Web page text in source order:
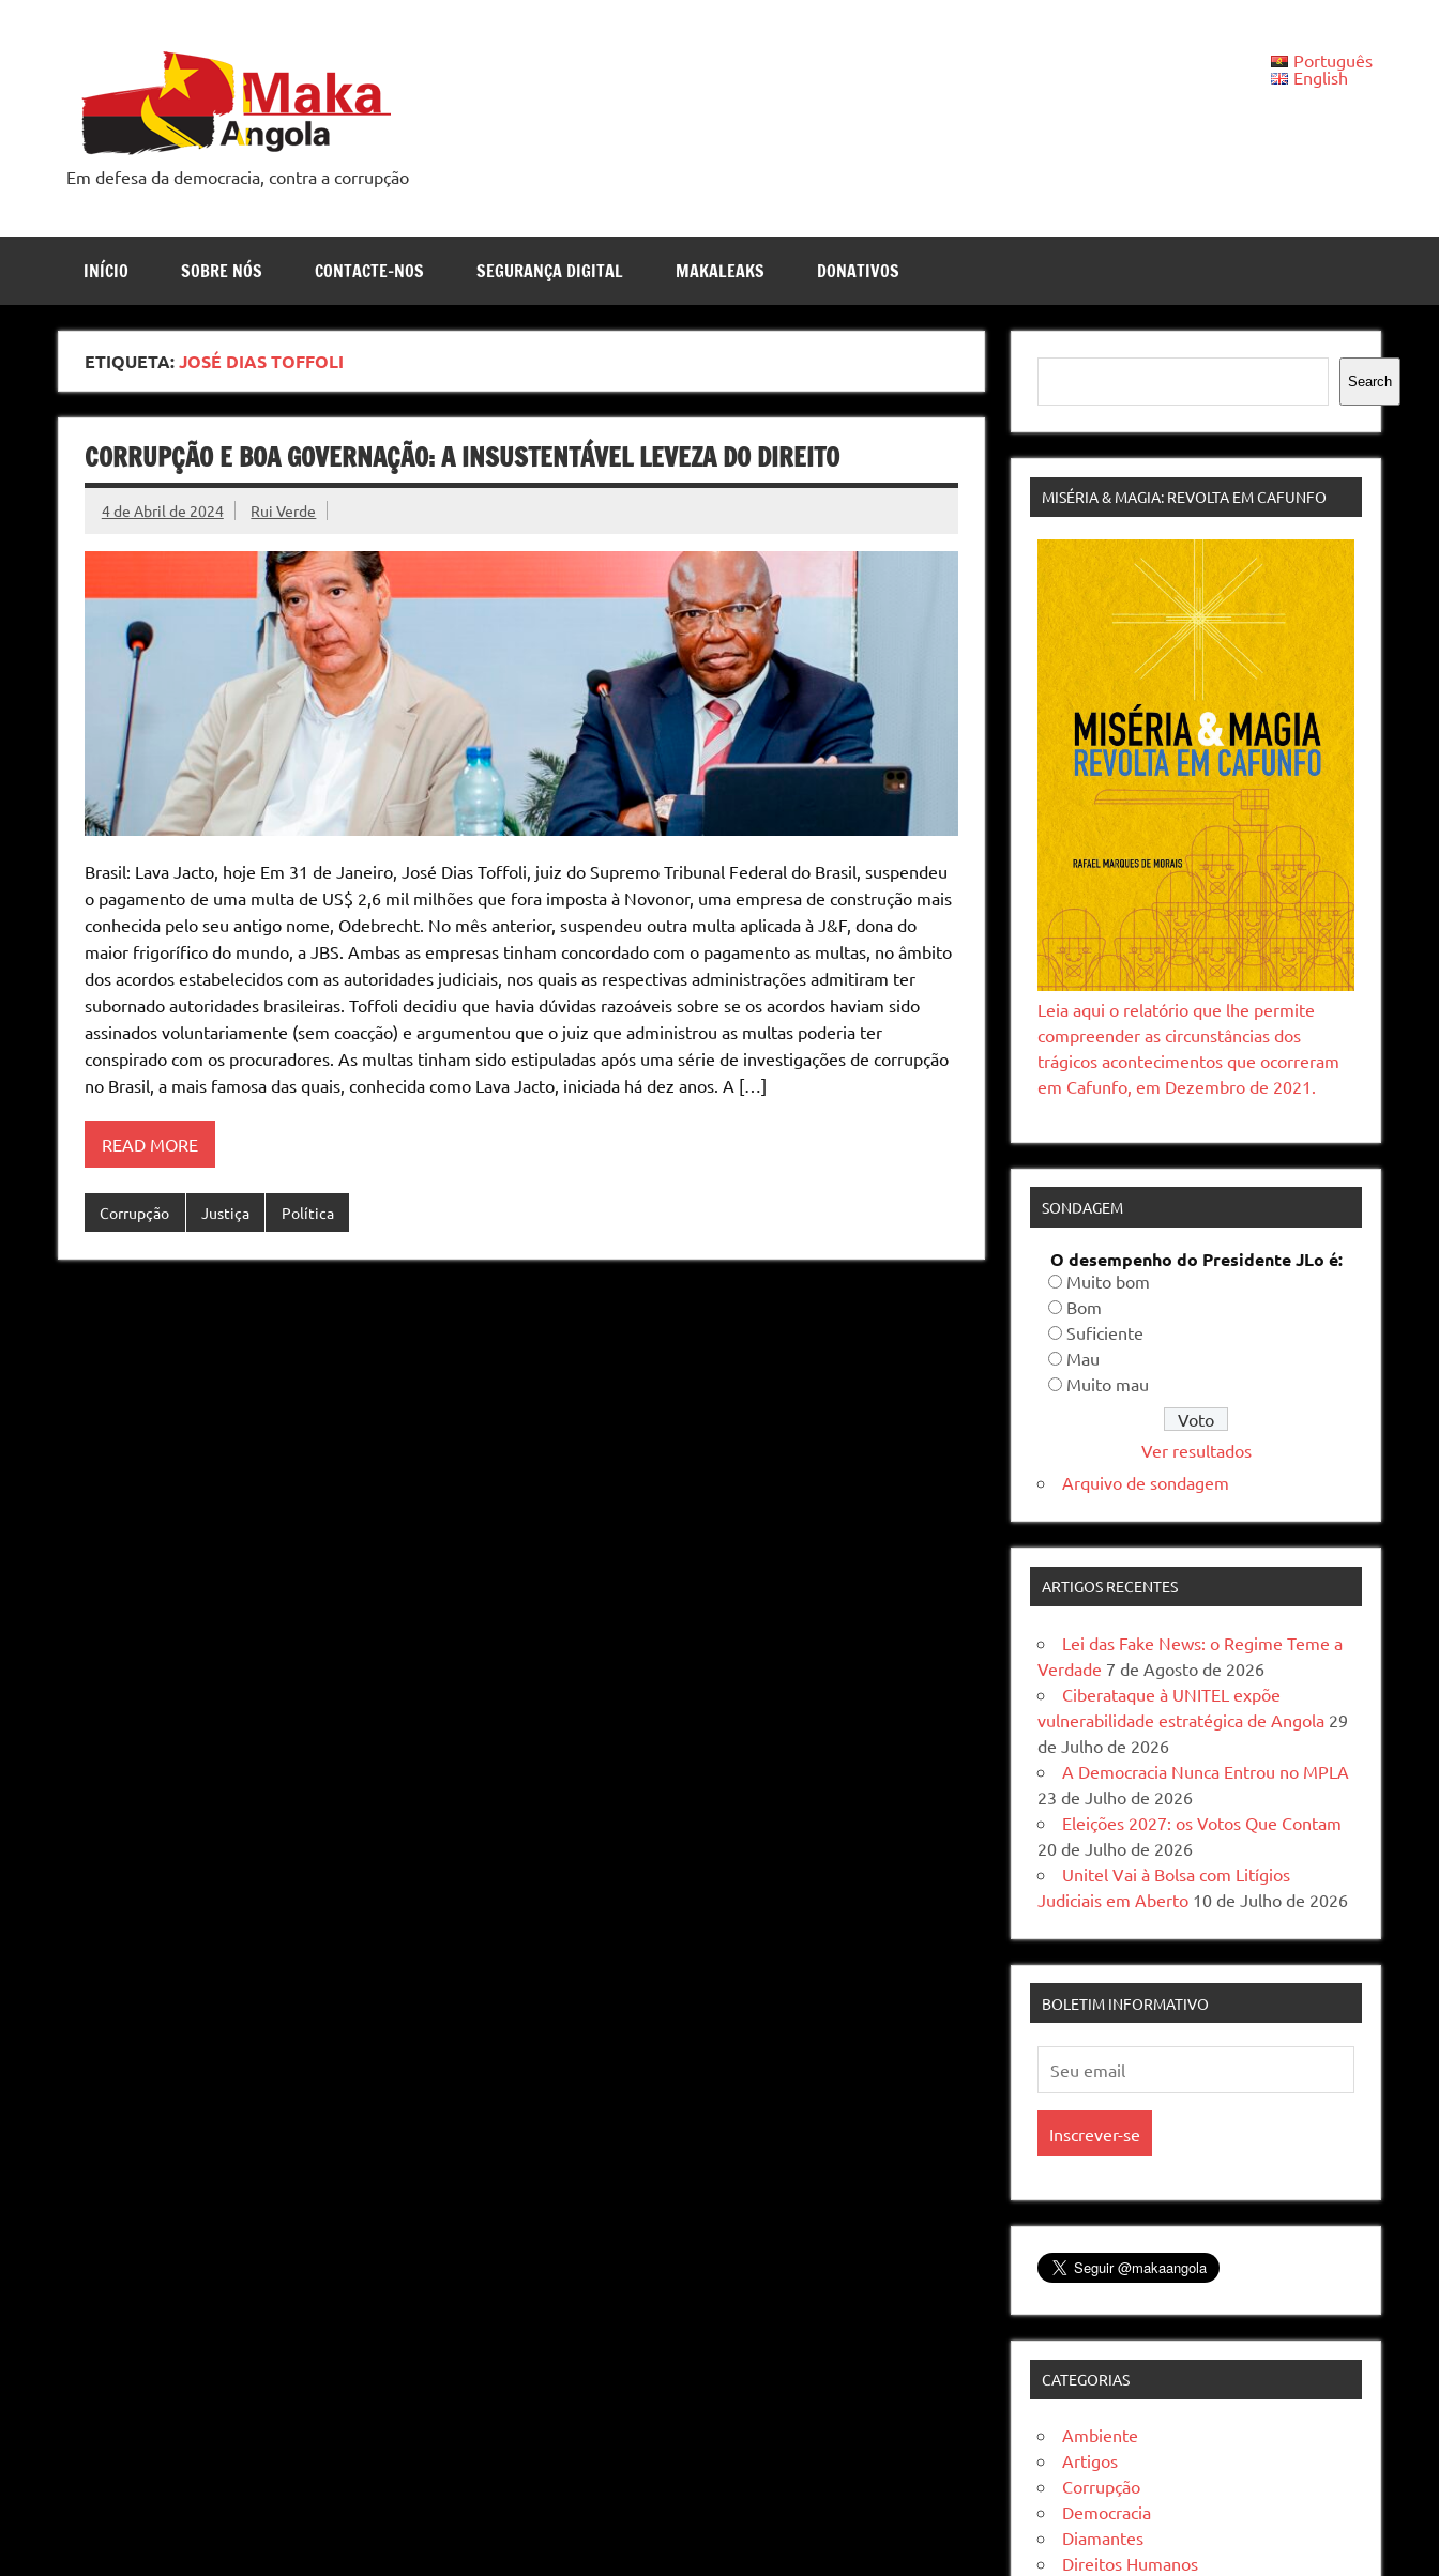
Em defesa da democracia, contra a corrupção
Português
English
INÍCIO SOBRE NÓS CONTACTE-NOS SEGURANÇA DIGITAL MAKALEAKS DONATIVOS
ETIQUETA:JOSÉ DIAS TOFFOLI
CORRUPÇÃO E BOA GOVERNAÇÃO: A INSUSTENTÁVEL LEVEZA DO DIREITO
4 de Abril de 2024 Rui Verde
Brasil: Lava Jacto, hoje Em 31 de Janeiro, José Dias Toffoli, juiz do Supremo Tribunal Federal do Brasil, suspendeu
o pagamento de uma multa de US$ 2,6 mil milhões que fora imposta à Novonor, uma empresa de construção mais
conhecida pelo seu antigo nome, Odebrecht. No mês anterior, suspendeu outra multa aplicada à J&F, dona do
maior frigorífico do mundo, a JBS. Ambas as empresas tinham concordado com o pagamento as multas, no âmbito
dos acordos estabelecidos com as autoridades judiciais, nos quais as respectivas administrações admitiram ter
subornado autoridades brasileiras. Toffoli decidiu que havia dúvidas razoáveis sobre se os acordos haviam sido
assinados voluntariamente (sem coacção) e argumentou que o juiz que administrou as multas poderia ter
conspirado com os procuradores. As multas tinham sido estipuladas após uma série de investigações de corrupção
no Brasil, a mais famosa das quais, conhecida como Lava Jacto, iniciada há dez anos. A […]
READ MORE
Corrupção Justiça Política
Pesquisar
Search
MISÉRIA & MAGIA: REVOLTA EM CAFUNFO
Leia aqui o relatório que lhe permite
compreender as circunstâncias dos
trágicos acontecimentos que ocorreram
em Cafunfo, em Dezembro de 2021.
SONDAGEM
O desempenho do Presidente JLo é:
Muito bom
Bom
Suficiente
Mau
Muito mau
Ver resultados
Arquivo de sondagem
ARTIGOS RECENTES
Lei das Fake News: o Regime Teme a
Verdade 7 de Agosto de 2026
Ciberataque à UNITEL expõe
vulnerabilidade estratégica de Angola 29
de Julho de 2026
A Democracia Nunca Entrou no MPLA
23 de Julho de 2026
Eleições 2027: os Votos Que Contam
20 de Julho de 2026
Unitel Vai à Bolsa com Litígios
Judiciais em Aberto 10 de Julho de 2026
BOLETIM INFORMATIVO
CATEGORIAS
Ambiente
Artigos
Corrupção
Democracia
Diamantes
Direitos Humanos